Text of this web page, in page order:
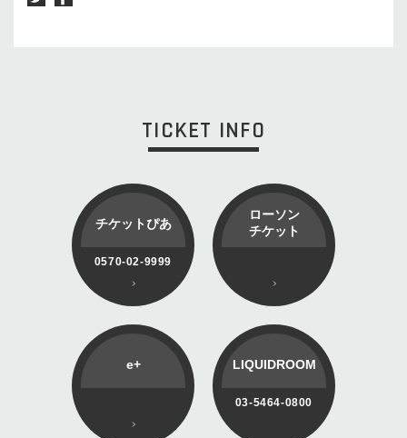
TICKET INFO
チケットぴあ
0570-02-9999
ローソン
チケット
e+ LIQUIDROOM
03-5464-0800